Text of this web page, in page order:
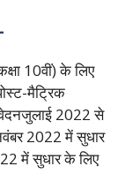
10वीं) के लिए
मैट्रिक
2022 से
2022 में सुधार
में सुधार के लिए